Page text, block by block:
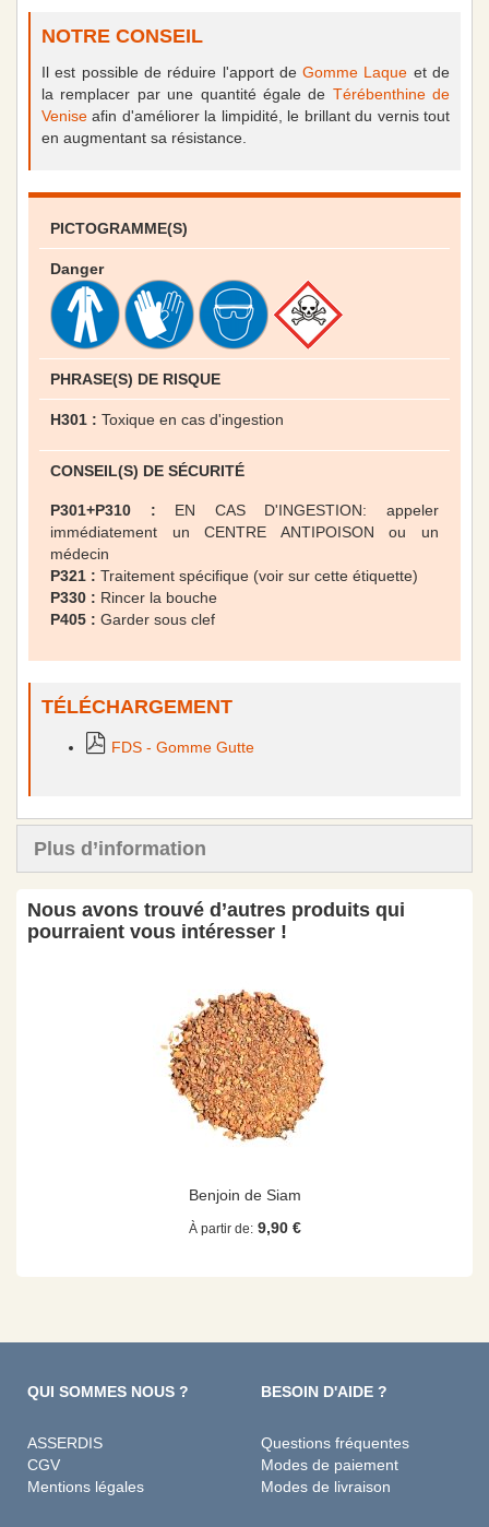
NOTRE CONSEIL
Il est possible de réduire l'apport deGomme Laque et de
la remplacer par une quantité égale de Térébenthine de
Venise afin d'améliorer la limpidité, le brillant du vernis tout
en augmentant sa résistance.
PICTOGRAMME(S)
Danger
PHRASE(S) DE RISQUE
H301 : Toxique en cas d'ingestion
CONSEIL(S) DE SÉCURITÉ
P301+P310 : EN CAS D'INGESTION: appeler
immédiatement un CENTRE ANTIPOISON ou un
médecin
P321 : Traitement spécifique (voir sur cette étiquette)
P330 : Rincer la bouche
P405 : Garder sous clef
TÉLÉCHARGEMENT
FDS - Gomme Gutte
Plus d’information
Nous avons trouvé d’autres produits qui
pourraient vous intéresser !
Benjoin de Siam
À partir de 9,90 €
QUI SOMMES NOUS ?
ASSERDIS
CGV
Mentions légales
BESOIN D'AIDE ?
Questions fréquentes
Modes de paiement
Modes de livraison